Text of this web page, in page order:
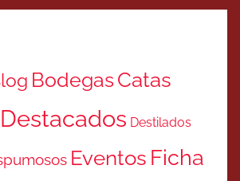
BodegasCatas
Destacados Destilados
Eventos Ficha